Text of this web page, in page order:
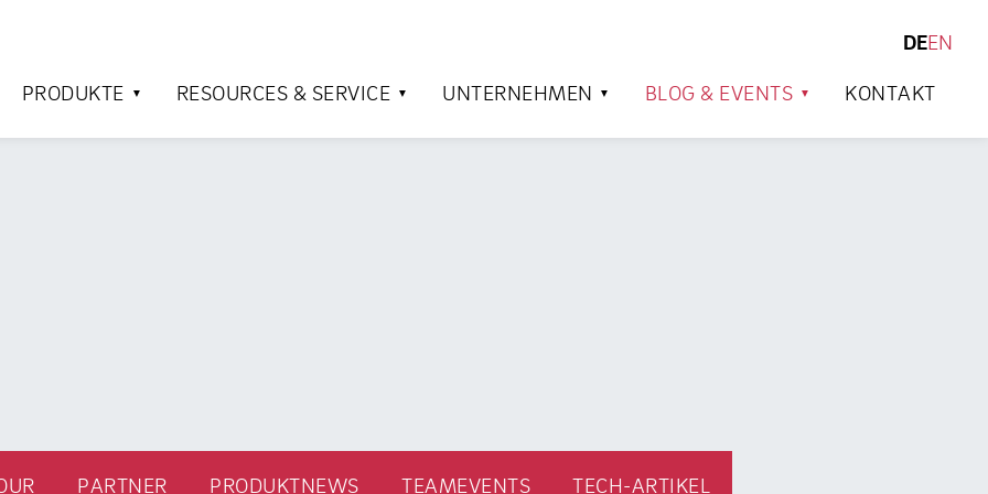
DEEN
PRODUKTE
RESOURCES & SERVICE UNTERNEHMEN BLOG & EVENTS KONTAKT
PARTNER PRODUKTNEWS TEAMEVENTS TECH-ARTIKEL